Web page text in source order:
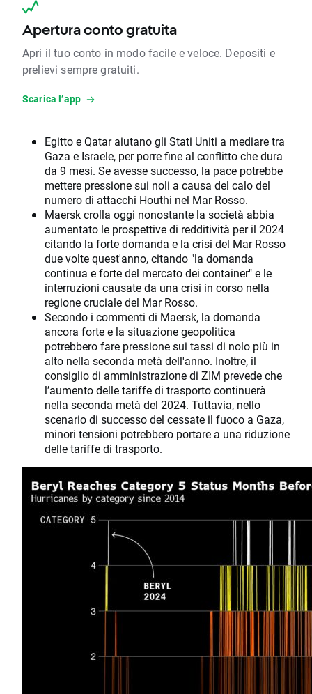
Apertura conto gratuita
Apri il tuo conto in modo facile e veloce. Depositi e
prelievi sempre gratuiti.
Scarica l’app
Egitto e Qatar aiutano gli Stati Uniti a mediare tra
Gaza e Israele, per porre fine al conflitto che dura
da 9 mesi. Se avesse successo, la pace potrebbe
mettere pressione sui noli a causa del calo del
numero di attacchi Houthi nel Mar Rosso.
Maersk crolla oggi nonostante la società abbia
aumentato le prospettive di redditività per il 2024
citando la forte domanda e la crisi del Mar Rosso
due volte quest'anno, citando "la domanda
continua e forte del mercato dei container" e le
interruzioni causate da una crisi in corso nella
regione cruciale del Mar Rosso.
Secondo i commenti di Maersk, la domanda
ancora forte e la situazione geopolitica
potrebbero fare pressione sui tassi di nolo più in
alto nella seconda metà dell'anno. Inoltre, il
consiglio di amministrazione di ZIM prevede che
l’aumento delle tariffe di trasporto continuerà
nella seconda metà del 2024. Tuttavia, nello
scenario di successo del cessate il fuoco a Gaza,
minori tensioni potrebbero portare a una riduzione
delle tariffe di trasporto.